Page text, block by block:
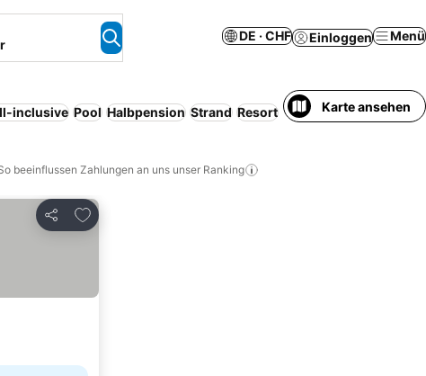
DE · CHF Einloggen Menü
inclusive Pool Halbpension Strand Resort Serviced apartment
Karte ansehen
beeinflussen Zahlungen an uns unser Ranking
Teilen
Zu Favoriten hinzufügen